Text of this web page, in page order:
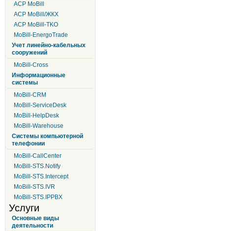
АСР MoBill
АСР MoBill/ЖКХ
АСР MoBill-TKO
MoBill-EnergoTrade
Учет линейно-кабельных
сооружений
MoBill-Cross
Информационные
системы
MoBill-CRM
MoBill-ServiceDesk
MoBill-HelpDesk
MoBill-Warehouse
Системы компьютерной
телефонии
MoBill-CallCenter
MoBill-STS.Notify
MoBill-STS.Intercept
MoBill-STS.IVR
MoBill-STS.IPPBX
Услуги
Основные виды
деятельности